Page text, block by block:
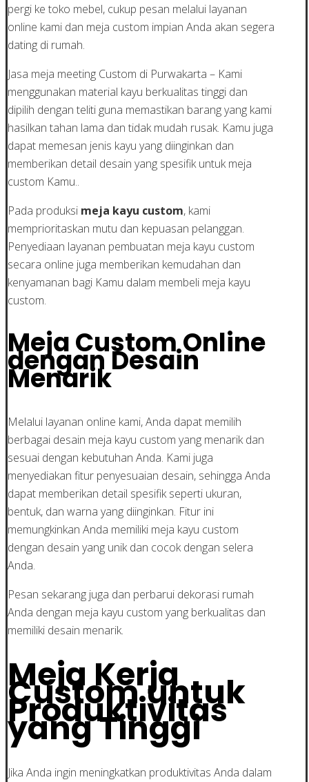
pergi ke toko mebel, cukup pesan melalui layanan
online kami dan meja custom impian Anda akan segera
dating di rumah.
Jasa meja meeting Custom di Purwakarta – Kami
menggunakan material kayu berkualitas tinggi dan
dipilih dengan teliti guna memastikan barang yang kami
hasilkan tahan lama dan tidak mudah rusak. Kamu juga
dapat memesan jenis kayu yang diinginkan dan
memberikan detail desain yang spesifik untuk meja
custom Kamu..
Pada produksi meja kayu custom, kami
memprioritaskan mutu dan kepuasan pelanggan.
Penyediaan layanan pembuatan meja kayu custom
secara online juga memberikan kemudahan dan
kenyamanan bagi Kamu dalam membeli meja kayu
custom.
Meja Custom Online
dengan Desain
Menarik
Melalui layanan online kami, Anda dapat memilih
berbagai desain meja kayu custom yang menarik dan
sesuai dengan kebutuhan Anda. Kami juga
menyediakan fitur penyesuaian desain, sehingga Anda
dapat memberikan detail spesifik seperti ukuran,
bentuk, dan warna yang diinginkan. Fitur ini
memungkinkan Anda memiliki meja kayu custom
dengan desain yang unik dan cocok dengan selera
Anda.
Pesan sekarang juga dan perbarui dekorasi rumah
Anda dengan meja kayu custom yang berkualitas dan
memiliki desain menarik.
Meja Kerja
Custom untuk
Produktivitas
yang Tinggi
Jika Anda ingin meningkatkan produktivitas Anda dalam